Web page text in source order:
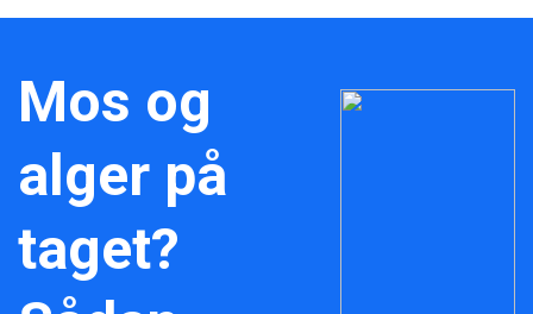
Mos og
alger på
taget?